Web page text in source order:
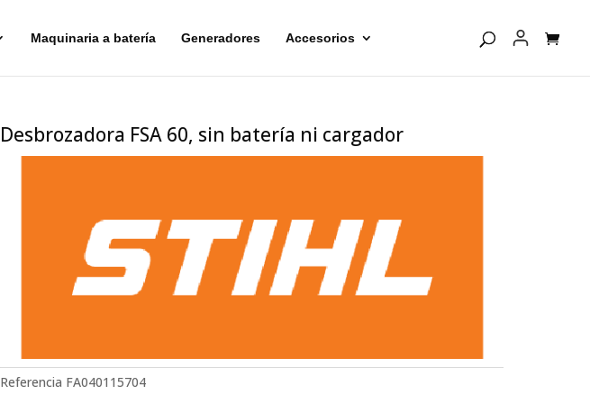
Maquinaria a batería Generadores Accesorios
Desbrozadora FSA 60, sin batería ni cargador
Referencia FA040115704